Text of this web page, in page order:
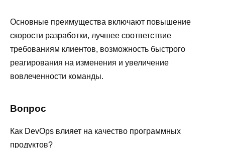
Основные преимущества включают повышение
скорости разработки, лучшее соответствие
требованиям клиентов, возможность быстрого
реагирования на изменения и увеличение
вовлеченности команды.
Вопрос
Как DevOps влияет на качество программных
продуктов?